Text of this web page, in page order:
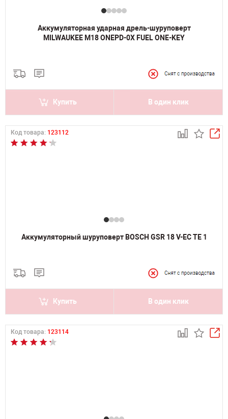
Аккумуляторная ударная дрель-шуруповерт
MILWAUKEE M18 ONEPD-0X FUEL ONE-KEY
Купить В один клик
Код товара: 123112
Аккумуляторный шуруповерт BOSCH GSR 18 V-EC TE 1
Купить В один клик
Код товара: 123114